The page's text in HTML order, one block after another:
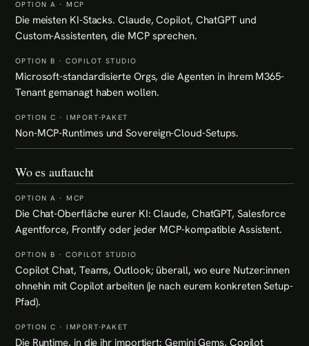
Die meisten KI-Stacks. Claude, Copilot, ChatGPT und
Custom-Assistenten, die MCP sprechen.
Microsoft-standardisierte Orgs, die Agenten in ihrem M365-
Tenant gemanagt haben wollen.
Non-MCP-Runtimes und Sovereign-Cloud-Setups.
Wo es auftaucht
Die Chat-Oberfläche eurer KI: Claude, ChatGPT, Salesforce
Agentforce, Frontify oder jeder MCP-kompatible Assistent.
Copilot Chat, Teams, Outlook; überall, wo eure Nutzer:innen
ohnehin mit Copilot arbeiten (je nach eurem konkreten Setup-
Pfad).
Die Runtime, in die ihr importiert: Gemini Gems, Copilot